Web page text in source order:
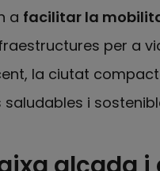
a facilitar la
per a
la ciutat
i